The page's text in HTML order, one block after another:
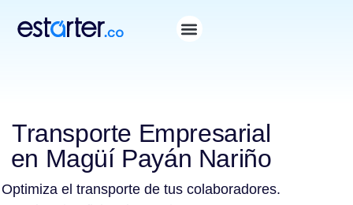
Transporte Empresarial
en Magüí Payán Nariño
Optimiza el transporte de tus colaboradores.